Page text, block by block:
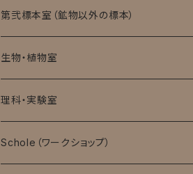
第弐標本室（鉱物以外の標本）
生物・植物室
理科・実験室
モバイル顕微鏡
Schole（ワークショップ）